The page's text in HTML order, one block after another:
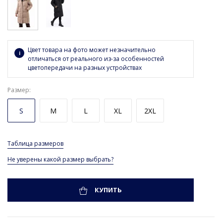
Цвет товара на фото может незначительно
отличаться от реального из-за особенностей
цветопередачи на разных устройствах
Размер
S M L XL 2XL
Таблица размеров
Не уверены какой размер выбрать?
КУПИТЬ